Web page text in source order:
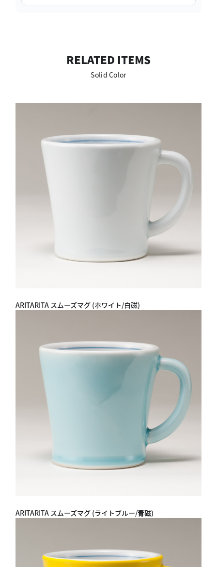
RELATED ITEMS
Solid Color
ARITARITA スムーズマグ (ホワイト/白磁)
ARITARITA スムーズマグ (ライトブルー/青磁)